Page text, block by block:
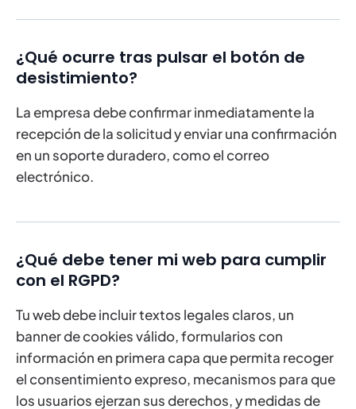
¿Qué ocurre tras pulsar el botón de
desistimiento?
La empresa debe confirmar inmediatamente la
recepción de la solicitud y enviar una confirmación
en un soporte duradero, como el correo
electrónico.
¿Qué debe tener mi web para cumplir
con el RGPD?
Tu web debe incluir textos legales claros, un
banner de cookies válido, formularios con
información en primera capa que permita recoger
el consentimiento expreso, mecanismos para que
los usuarios ejerzan sus derechos, y medidas de